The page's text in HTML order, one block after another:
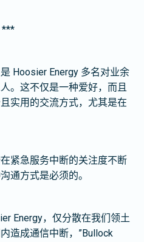
***
Hoosier Energy 多名对业余
。这不仅是一种爱好，而且
实用的交流方式，尤其是在
紧急服务中断的关注度不断
通方式是必须的。
Energy，仅分散在我们领土
造成通信中断，”Bullock